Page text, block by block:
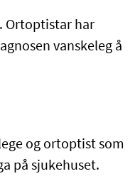
Ortoptistar har
vanskeleg å
og ortoptist som
på sjukehuset.